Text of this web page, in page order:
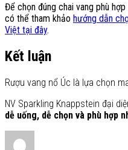
Để chọn đúng chai vang phù
có thể tham khảo hướng dẫn
Việt tại đây.
Kết luận
Rượu vang nổ Úc là lựa chọn
NV Sparkling Knappstein đại
dễ uống, dễ chọn và phù hợp